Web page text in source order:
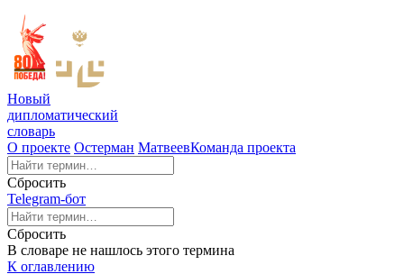
Новый
дипломатический
словарь
О проекте Остерман МатвеевКоманда проекта
Сбросить
Telegram-бот
Сбросить
В словаре не нашлось этого термина
К оглавлению